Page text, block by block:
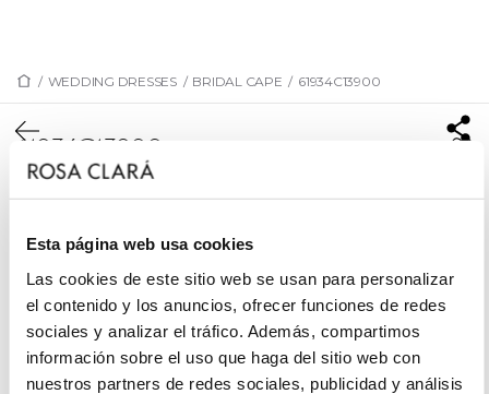
Esta página web usa cookies
Las cookies de este sitio web se usan para personalizar
el contenido y los anuncios, ofrecer funciones de redes
sociales y analizar el tráfico. Además, compartimos
información sobre el uso que haga del sitio web con
nuestros partners de redes sociales, publicidad y análisis
/ WEDDING DRESSES / BRIDAL CAPE / 61934C13900
61934C13900
on the back, and short sleeves. Rosa Clará Couture
outfit in crepe fabric.
REQUEST AN APPOINTMENT